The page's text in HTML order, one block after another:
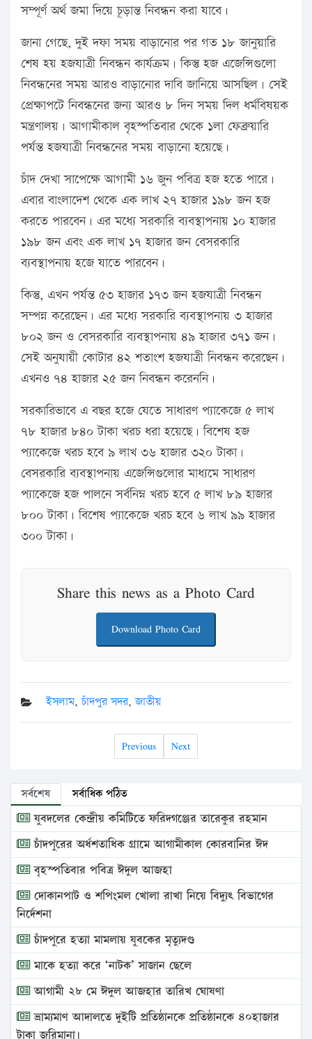
সম্পূর্ণ অর্থ জমা দিয়ে চূড়ান্ত নিবন্ধন করা যাবে।
জানা গেছে, দুই দফা সময় বাড়ানোর পর গত ১৮ জানুয়ারি
শেষ হয় হজযাত্রী নিবন্ধন কার্যক্রম। কিন্তু হজ এজেন্সিগুলো
নিবন্ধনের সময় আরও বাড়ানোর দাবি জানিয়ে আসছিল। সেই
প্রেক্ষাপটে নিবন্ধনের জন্য আরও ৮ দিন সময় দিল ধর্মবিষয়ক
মন্ত্রণালয়। আগামীকাল বৃহস্পতিবার থেকে ১লা ফেব্রুয়ারি
পর্যন্ত হজযাত্রী নিবন্ধনের সময় বাড়ানো হয়েছে।
চাঁদ দেখা সাপেক্ষে আগামী ১৬ জুন পবিত্র হজ হতে পারে।
এবার বাংলাদেশ থেকে এক লাখ ২৭ হাজার ১৯৮ জন হজ
করতে পারবেন। এর মধ্যে সরকারি ব্যবস্থাপনায় ১০ হাজার
১৯৮ জন এবং এক লাখ ১৭ হাজার জন বেসরকারি
ব্যবস্থাপনায় হজে যাতে পারবেন।
কিন্তু, এখন পর্যন্ত ৫৩ হাজার ১৭৩ জন হজযাত্রী নিবন্ধন
সম্পন্ন করেছেন। এর মধ্যে সরকারি ব্যবস্থাপনায় ৩ হাজার
৮০২ জন ও বেসরকারি ব্যবস্থাপনায় ৪৯ হাজার ৩৭১ জন।
সেই অনুযায়ী কোটার ৪২ শতাংশ হজযাত্রী নিবন্ধন করেছেন।
এখনও ৭৪ হাজার ২৫ জন নিবন্ধন করেননি।
সরকারিভাবে এ বছর হজে যেতে সাধারণ প্যাকেজে ৫ লাখ
৭৮ হাজার ৮৪০ টাকা খরচ ধরা হয়েছে। বিশেষ হজ
প্যাকেজে খরচ হবে ৯ লাখ ৩৬ হাজার ৩২০ টাকা।
বেসরকারি ব্যবস্থাপনায় এজেন্সিগুলোর মাধ্যমে সাধারণ
প্যাকেজে হজ পালনে সর্বনিম্ন খরচ হবে ৫ লাখ ৮৯ হাজার
৮০০ টাকা। বিশেষ প্যাকেজে খরচ হবে ৬ লাখ ৯৯ হাজার
৩০০ টাকা।
Share this news as a Photo Card
Download Photo Card
ইসলাম,চাঁদপুর সদর,জাতীয়
Previous Next
সর্বশেষ সর্বাধিক পঠিত
যুবদলের কেন্দ্রীয় কমিটিতে ফরিদগঞ্জের তারেকুর রহমান
চাঁদপুরের অর্ধশতাধিক গ্রামে আগামীকাল কোরবানির ঈদ
বৃহস্পতিবার পবিত্র ঈদুল আজহা
দোকানপাট ও শপিংমল খোলা রাখা নিয়ে বিদ্যুৎ বিভাগের
নির্দেশনা
চাঁদপুরে হত্যা মামলায় যুবকের মৃত্যুদণ্ড
মাকে হত্যা করে ‘নাটক’ সাজান ছেলে
আগামী ২৮ মে ঈদুল আজহার তারিখ ঘোষণা
ভ্রাম্যমাণ আদালতে দুইটি প্রতিষ্ঠানকে প্রতিষ্ঠানকে ৪০হাজার
টাকা জরিমানা।